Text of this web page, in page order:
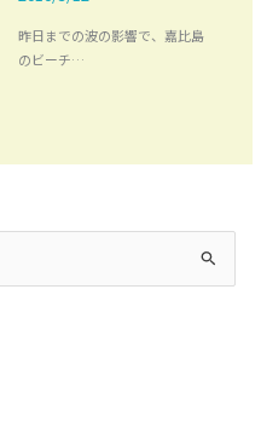
昨日までの波の影響で、嘉比島
のビーチ…